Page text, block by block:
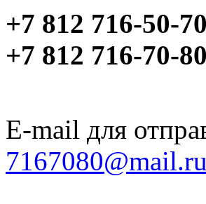
+7 812 716-50-70
+7 812 716-70-80
E-mail для
7167080@mail.ru